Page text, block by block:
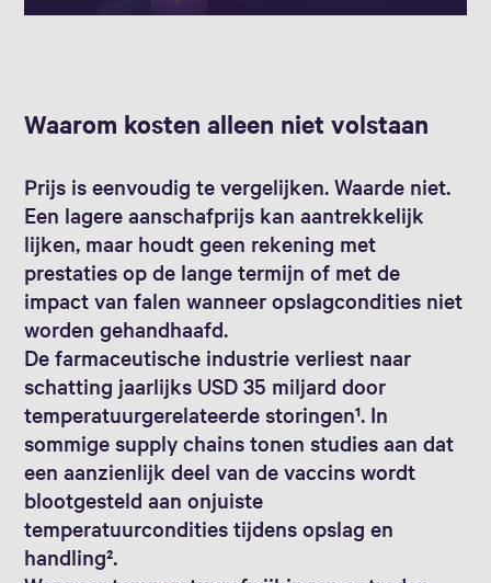
Waarom kosten alleen niet volstaan
Prijs is eenvoudig te vergelijken. Waarde niet.
Een lagere aanschafprijs kan aantrekkelijk
lijken, maar houdt geen rekening met
prestaties op de lange termijn of met de
impact van falen wanneer opslagcondities niet
worden gehandhaafd.
De farmaceutische industrie verliest naar
schatting jaarlijks USD 35 miljard door
temperatuurgerelateerde storingen¹. In
sommige supply chains tonen studies aan dat
een aanzienlijk deel van de vaccins wordt
blootgesteld aan onjuiste
temperatuurcondities tijdens opslag en
handling².